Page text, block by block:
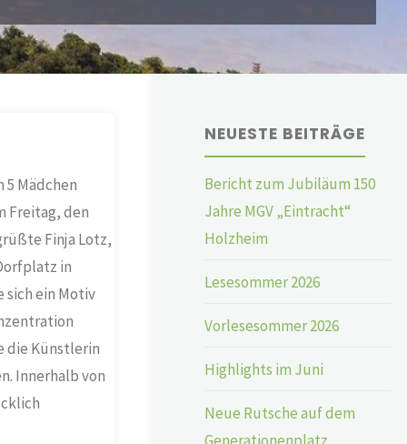
5 Mädchen
Freitag, den
Finja Lotz,
in
sich ein Motiv
die Künstlerin
Innerhalb von
NEUESTE BEITRÄGE
Bericht zum Jubiläum 150
Jahre MGV „Eintracht“
Holzheim
Lesesommer 2026
Vorlesesommer 2026
Highlights im Juni
Neue Rutsche auf dem
Generationenplatz